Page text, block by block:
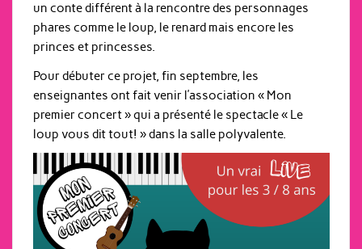
un conte différent à la rencontre des personnages
phares comme le loup, le renard mais encore les
princes et princesses.
Pour débuter ce projet, fin septembre, les
enseignantes ont fait venir l’association « Mon
premier concert » qui a présenté le spectacle « Le
loup vous dit tout! » dans la salle polyvalente.